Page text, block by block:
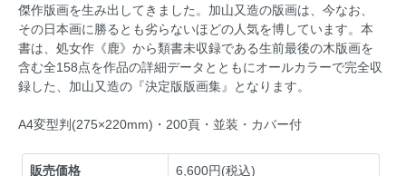
傑作版画を生み出してきました。加山又造の版画は、今なお、
その日本画に勝るとも劣らないほどの人気を博しています。本
書は、処女作《鹿》から類書未収録である生前最後の木版画を
含む全158点を作品の詳細データとともにオールカラーで完全収
録した、加山又造の『決定版版画集』となります。
A4変型判(275×220mm)・200頁・並装・カバー付
販売価格 6,600円(税込)